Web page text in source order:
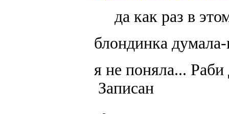
да как раз в
блондинка
я не поняла...
Записан